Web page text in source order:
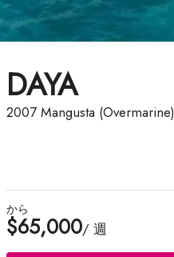
DAYA
2007 Mangusta (Overmarine)
から
$65,000/ 週